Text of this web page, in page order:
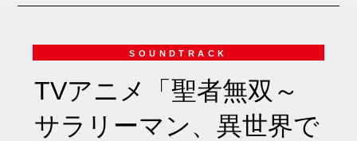
SOUNDTRACK
TVアニメ「聖者無双～
サラリーマン、異世界で